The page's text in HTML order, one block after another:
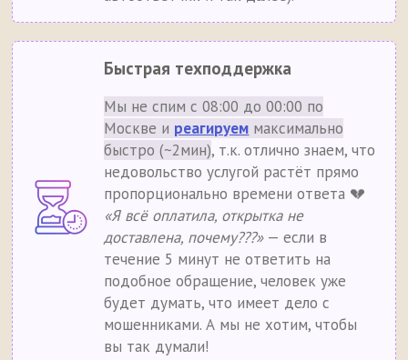
Быстрая техподдержка
Мы не спим с 08:00 до 00:00 по
Москве и реагируем максимально
быстро (~2мин), т.к. отлично знаем, что
недовольство услугой растёт прямо
пропорционально времени ответа 💔
«Я всё оплатила, открытка не
доставлена, почему???»— если в
течение 5 минут не ответить на
подобное обращение, человек уже
будет думать, что имеет дело с
мошенниками. А мы не хотим, чтобы
вы так думали!